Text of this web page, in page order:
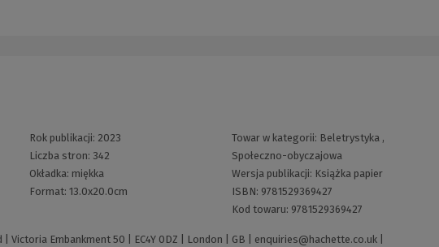
Rok publikacji: 2023
Liczba stron: 342
Okładka: miękka
Format: 13.0x20.0cm
Towar w kategorii: Beletrystyka,
Społeczno-obyczajowa
Wersja publikacji: Książka papier
ISBN: 9781529369427
Kod towaru: 9781529369427
Victoria Embankment 50 | EC4Y 0DZ | London | GB | enquiries@hachette.co.uk